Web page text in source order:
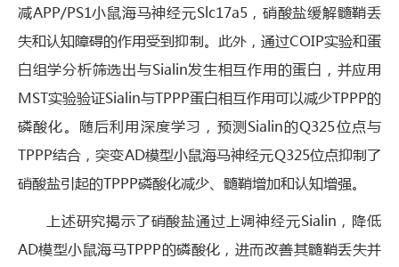
减APP/PS1小鼠海马神经元Slc17a5，硝酸盐缓解髓鞘丢
失和认知障碍的作用受到抑制。此外，通过COIP实验和蛋
白组学分析筛选出与Sialin发生相互作用的蛋白，并应用
MST实验验证Sialin与TPPP蛋白相互作用可以减少TPPP的
磷酸化。随后利用深度学习，预测Sialin的Q325位点与
TPPP结合，突变AD模型小鼠海马神经元Q325位点抑制了
硝酸盐引起的TPPP磷酸化减少、髓鞘增加和认知增强。
上述研究揭示了硝酸盐通过上调神经元Sialin，降低
AD模型小鼠海马TPPP的磷酸化，进而改善其髓鞘丢失并